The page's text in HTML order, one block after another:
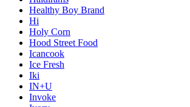
Healthy Boy Brand
Hi
Holy Corn
Hood Street Food
Icancook
Ice Fresh
Iki
IN+U
Invoke